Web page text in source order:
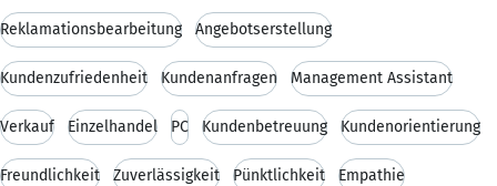
Reklamationsbearbeitung Angebotserstellung
Kundenzufriedenheit Kundenanfragen Management Assistant
Verkauf Einzelhandel PC Kundenbetreuung Kundenorientierung
Freundlichkeit Zuverlässigkeit Pünktlichkeit Empathie